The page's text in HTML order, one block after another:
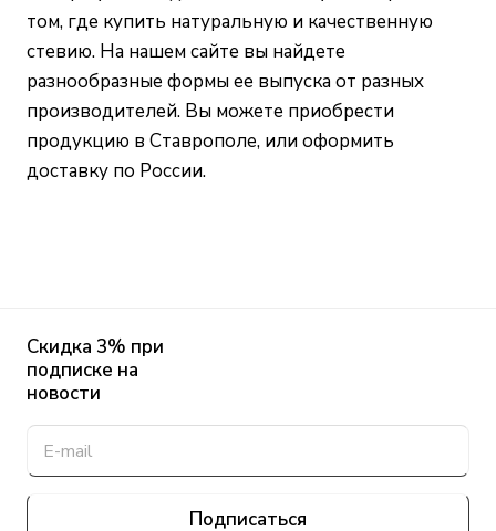
том, где купить натуральную и качественную
стевию. На нашем сайте вы найдете
разнообразные формы ее выпуска от разных
производителей. Вы можете приобрести
продукцию в Ставрополе, или оформить
доставку по России.
Скидка 3% при
подписке на
новости
Подписаться